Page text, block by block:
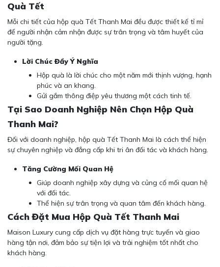
Quà Tết
Mỗi chi tiết của hộp quà Tết Thanh Mai đều được thiết kế tỉ mỉ
để người nhận cảm nhận được sự trân trọng và tâm huyết của
người tặng.
Lời Chúc Đầy Ý Nghĩa
Hộp quà là lời chúc cho một năm mới thịnh vượng, hạnh
phúc và an khang.
Gửi gắm thông điệp yêu thương một cách tinh tế.
Tại Sao Doanh Nghiệp Nên Chọn Hộp Quà
Thanh Mai?
Đối với doanh nghiệp, hộp quà Tết Thanh Mai là cách thể hiện
sự chuyên nghiệp và đẳng cấp khi tri ân đối tác và khách hàng.
Tăng Cường Mối Quan Hệ
Giúp doanh nghiệp xây dựng và củng cố mối quan hệ
với đối tác.
Thể hiện sự trân trọng và quan tâm đến khách hàng.
Cách Đặt Mua Hộp Quà Tết Thanh Mai
Maison Luxury cung cấp dịch vụ đặt hàng trực tuyến và giao
hàng tận nơi, đảm bảo sự tiện lợi và trải nghiệm tốt nhất cho
khách hàng.